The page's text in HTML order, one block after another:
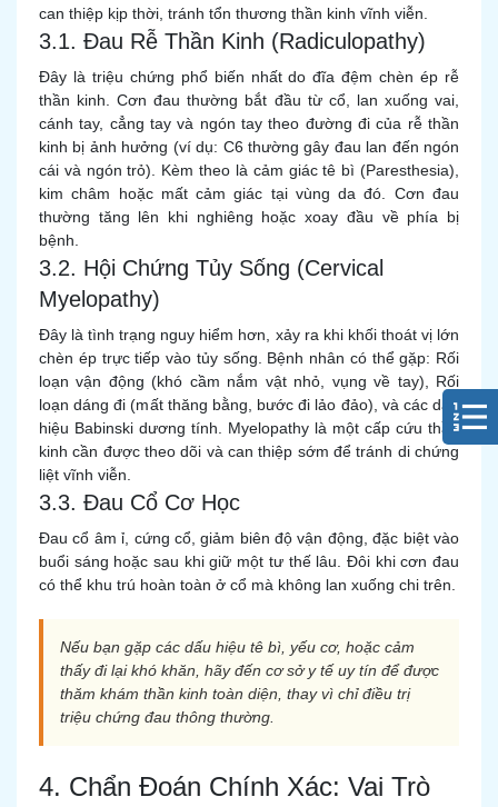
can thiệp kịp thời, tránh tổn thương thần kinh vĩnh viễn.
3.1. Đau Rễ Thần Kinh (Radiculopathy)
Đây là triệu chứng phổ biến nhất do đĩa đệm chèn ép rễ
thần kinh. Cơn đau thường bắt đầu từ cổ, lan xuống vai,
cánh tay, cẳng tay và ngón tay theo đường đi của rễ thần
kinh bị ảnh hưởng (ví dụ: C6 thường gây đau lan đến ngón
cái và ngón trỏ). Kèm theo là cảm giác tê bì (Paresthesia),
kim châm hoặc mất cảm giác tại vùng da đó. Cơn đau
thường tăng lên khi nghiêng hoặc xoay đầu về phía bị
bệnh.
3.2. Hội Chứng Tủy Sống (Cervical
Myelopathy)
Đây là tình trạng nguy hiểm hơn, xảy ra khi khối thoát vị lớn
chèn ép trực tiếp vào tủy sống. Bệnh nhân có thể gặp: Rối
loạn vận động (khó cầm nắm vật nhỏ, vụng về tay), Rối
loạn dáng đi (mất thăng bằng, bước đi lảo đảo), và các dấu
hiệu Babinski dương tính. Myelopathy là một cấp cứu thần
kinh cần được theo dõi và can thiệp sớm để tránh di chứng
liệt vĩnh viễn.
3.3. Đau Cổ Cơ Học
Đau cổ âm ỉ, cứng cổ, giảm biên độ vận động, đặc biệt vào
buổi sáng hoặc sau khi giữ một tư thế lâu. Đôi khi cơn đau
có thể khu trú hoàn toàn ở cổ mà không lan xuống chi trên.
Nếu bạn gặp các dấu hiệu tê bì, yếu cơ, hoặc cảm
thấy đi lại khó khăn, hãy đến cơ sở y tế uy tín để được
thăm khám thần kinh toàn diện, thay vì chỉ điều trị
triệu chứng đau thông thường.
4. Chẩn Đoán Chính Xác: Vai Trò